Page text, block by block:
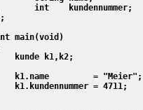
int    kundennummer;
main(void)
kunde k1,k2;
k1.name         = "Meier";
k1.kundennummer = 4711;